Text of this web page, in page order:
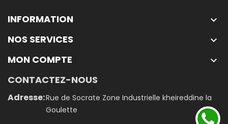
INFORMATION 
NOS SERVICES 
MON COMPTE 
CONTACTEZ-NOUS
Adresse:Rue de Socrate Zone Industrielle kheireddine la
Goulette